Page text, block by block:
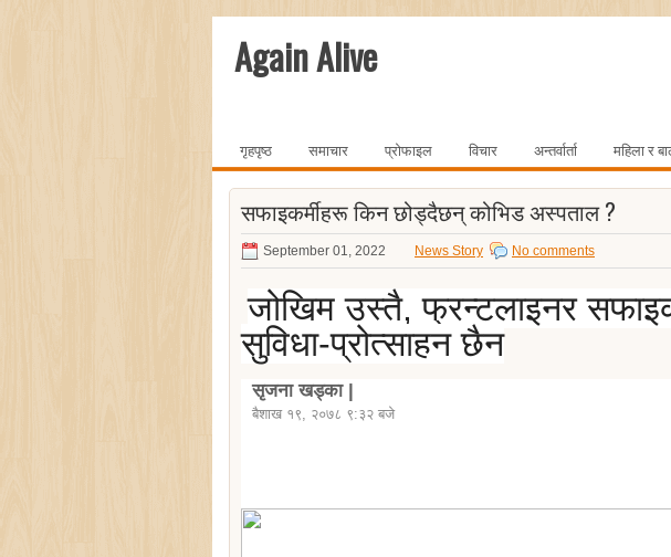
Again Alive
गृहपृष्ठ समाचार प्रोफाइल विचार अन्तर्वार्ता महिला र
सफाइकर्मीहरू किन छोड्दैछन् कोभिड अस्पताल ?
September 01, 2022 News Story No comments
जोखिम उस्तै, फ्रन्टलाइनर
सुविधा-प्रोत्साहन छैन
सृजना खड्का |
बैशाख १९, २०७८ ९:३२ बजे